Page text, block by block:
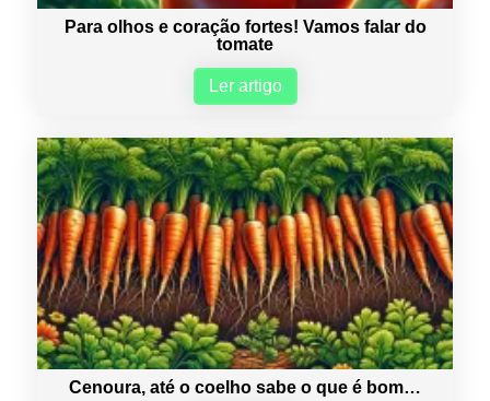
Para olhos e coração fortes! Vamos falar do
tomate
Ler artigo
Cenoura, até o coelho sabe o que é bom…